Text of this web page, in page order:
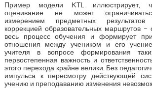
Пример модели KTL иллюстрирует,
оценивание не может
измерением предметных
коррекцией образовательных маршрутов
весь процесс обучения и формирует
отношения между учеником и его
учителя в вопросе формирования
первостепенная важность и
этого перехода крайне велики. Без
импульса к пересмотру действующей
учению и преподаванию изменения